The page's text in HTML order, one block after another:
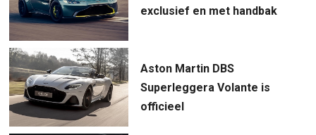
exclusief en met handbak
Aston Martin DBS
Superleggera Volante is
officieel